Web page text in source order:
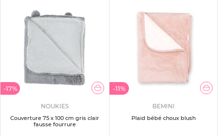
-17%
NOUKIES
Couverture 75 x 100 cm gris clair
fausse fourrure
-11%
BEMINI
Plaid bébé choux blush